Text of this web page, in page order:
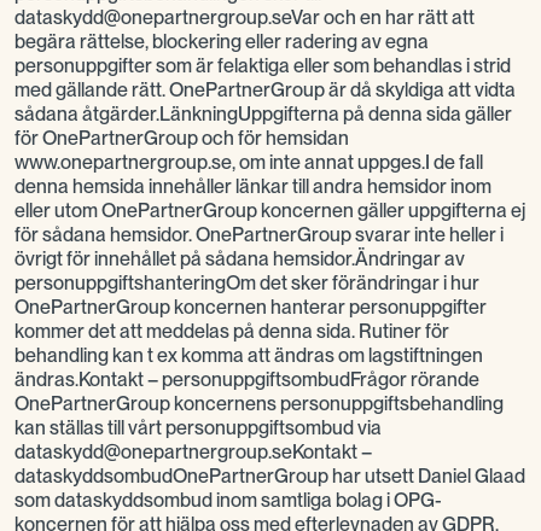
dataskydd@onepartnergroup.seVar och en har rätt att
begära rättelse, blockering eller radering av egna
personuppgifter som är felaktiga eller som behandlas i strid
med gällande rätt. OnePartnerGroup är då skyldiga att vidta
sådana åtgärder.LänkningUppgifterna på denna sida gäller
för OnePartnerGroup och för hemsidan
www.onepartnergroup.se, om inte annat uppges.I de fall
denna hemsida innehåller länkar till andra hemsidor inom
eller utom OnePartnerGroup koncernen gäller uppgifterna ej
för sådana hemsidor. OnePartnerGroup svarar inte heller i
övrigt för innehållet på sådana hemsidor.Ändringar av
personuppgiftshanteringOm det sker förändringar i hur
OnePartnerGroup koncernen hanterar personuppgifter
kommer det att meddelas på denna sida. Rutiner för
behandling kan t ex komma att ändras om lagstiftningen
ändras.Kontakt – personuppgiftsombudFrågor rörande
OnePartnerGroup koncernens personuppgiftsbehandling
kan ställas till vårt personuppgiftsombud via
dataskydd@onepartnergroup.seKontakt –
dataskyddsombudOnePartnerGroup har utsett Daniel Glaad
som dataskyddsombud inom samtliga bolag i OPG-
koncernen för att hjälpa oss med efterlevnaden av GDPR.